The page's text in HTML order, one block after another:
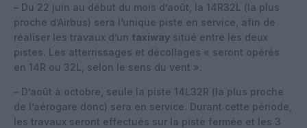
– Du 22 juin au début du mois d’août, la 14R32L (la plus
proche d’Airbus) sera l’unique piste en service, afin de
réaliser les travaux d’un taxiway situé entre les deux
pistes. Les atterrissages et décollages « seront opérés
en 14R ou 32L, selon le sens du vent ».
– D’août à octobre, seule la piste 14L32R (la plus proche
de l’aérogare donc) sera en service. Durant cette période,
les travaux seront effectués sur la piste fermée et les 3